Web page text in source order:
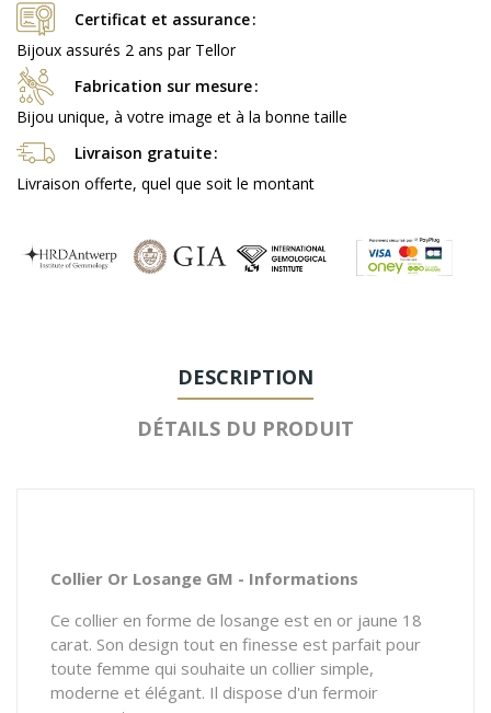
Certificat et assurance
Bijoux assurés 2 ans par Tellor
Fabrication sur mesure
Bijou unique, à votre image et à la bonne taille
Livraison gratuite
Livraison offerte, quel que soit le montant
DESCRIPTION
DÉTAILS DU PRODUIT
Collier Or Losange GM - Informations
Ce collier en forme de losange est en or jaune 18
carat. Son design tout en finesse est parfait pour
toute femme qui souhaite un collier simple,
moderne et élégant. Il dispose d'un fermoir